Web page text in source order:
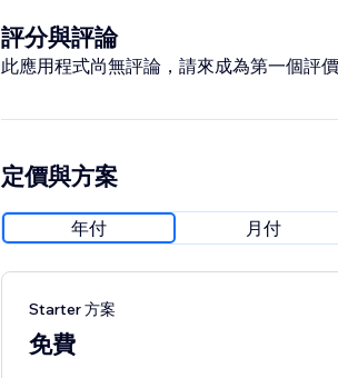
評分與評論
此應用程式尚無評論，請來成為第一個評價
定價與方案
年付 月付
Starter 方案
免費